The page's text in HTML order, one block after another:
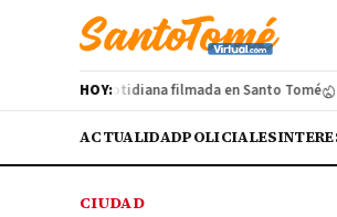
HOY:
de vida cotidiana filmada en Santo Tomé
ACTUALIDADPOLICIALES
CIUDAD